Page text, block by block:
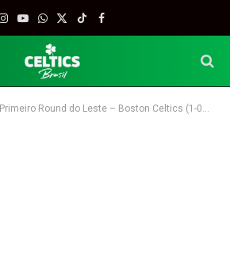
Instagram
YouTube
WhatsApp
X
TikTokFacebook
Primeiro Round do Leste – Boston Celtics (1-0) x Indiana Pacers (0-1)